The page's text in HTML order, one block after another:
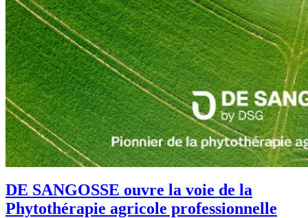
DE SANGOSSE ouvre la voie de la
Phytothérapie agricole professionnelle